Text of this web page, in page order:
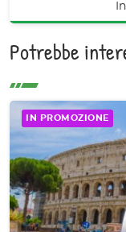
Potrebbe
IN PROMOZIONE